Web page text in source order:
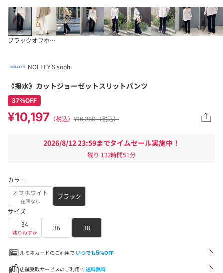
ブラックオフホワイト
NOLLEY'S sophi
《撥水》カットジョーゼットスリットパンツ
37％OFF
¥10,197 （税込） ¥16,280（税込）
2026/8/12 23:59までタイムセール実施中！
残り 132時間51分
カラー
オフホワイト
在庫なし
ブラック
サイズ
34
残りわずか
36 38
ルミネカードのご利用で いつでも5%OFF
店舗受取サービスのご利用で 送料無料